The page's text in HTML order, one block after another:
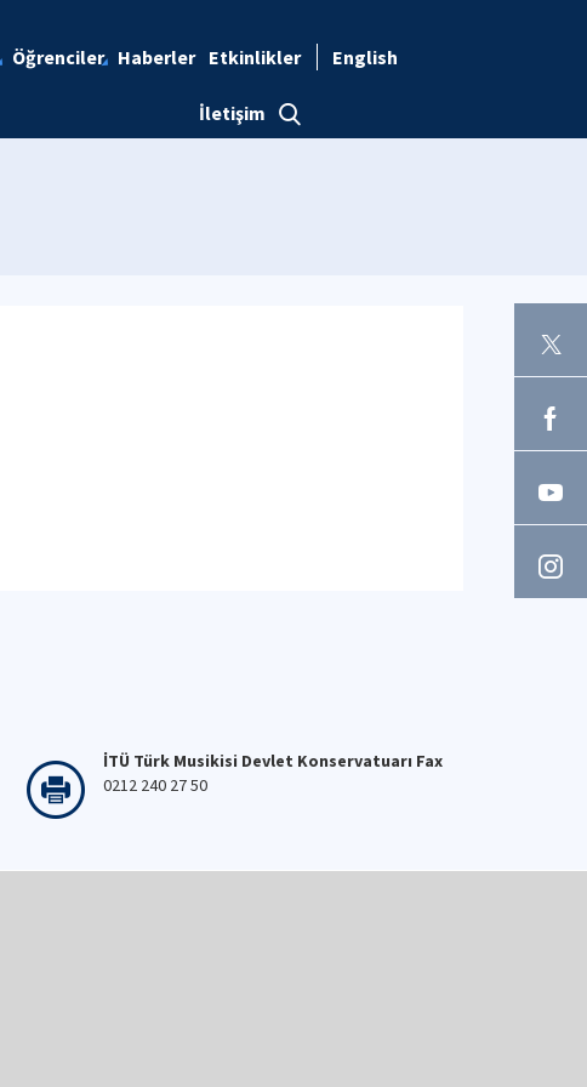
Öğrenciler Haberler Etkinlikler
İletişim
English
İTÜ Türk Musikisi Devlet Konservatuarı Fax
0212 240 27 50